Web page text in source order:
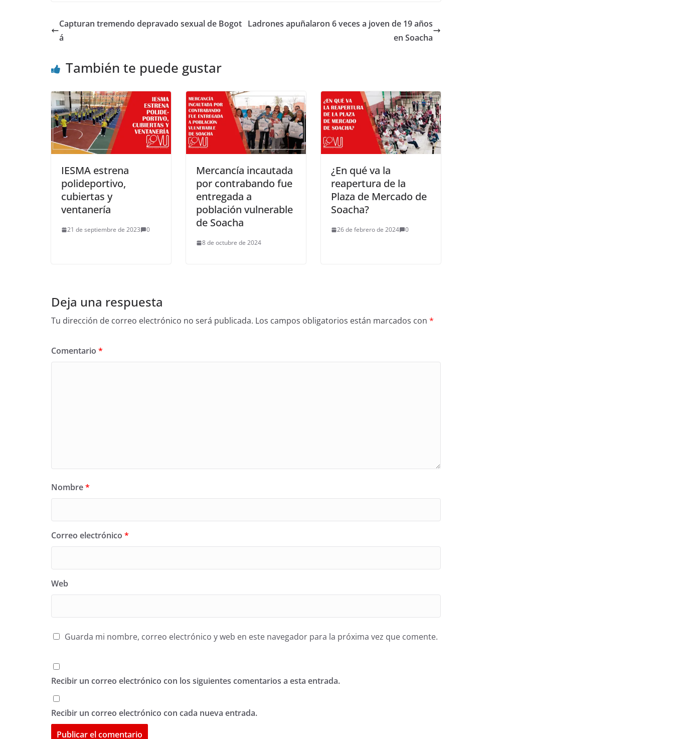
Capturan tremendo depravado sexual de Bogot
á
Ladrones apuñalaron 6 veces a joven de 19 años
en Soacha
También te puede gustar
IESMA estrena
polideportivo,
cubiertas y
ventanería
21 de septiembre de 2023 0
Mercancía incautada
por contrabando fue
entregada a
población vulnerable
de Soacha
8 de octubre de 2024
¿En qué va la
reapertura de la
Plaza de Mercado de
Soacha?
26 de febrero de 2024 0
Deja una respuesta
Tu dirección de correo electrónico no será publicada. Los campos obligatorios están marcados con *
Comentario *
Nombre*
Correo electrónico *
Web
Guarda mi nombre, correo electrónico y web en este navegador para la próxima vez que comente.
Recibir un correo electrónico con los siguientes comentarios a esta entrada.
Recibir un correo electrónico con cada nueva entrada.